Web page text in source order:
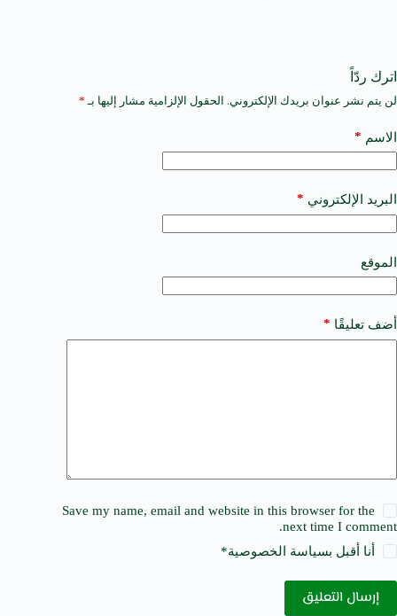
اترك ردّاً
لن يتم نشر عنوان بريدك الإلكتروني. الحقول الإلزامية مشار إليها بـ *
الاسم *
البريد الإلكتروني *
الموقع
أضف تعليقًا *
Save my name, email and website in this browser for the
next time I comment.
أنا أقبل بسياسة الخصوصية*
إرسال التعليق
A
t
e
a
t
i
e
: